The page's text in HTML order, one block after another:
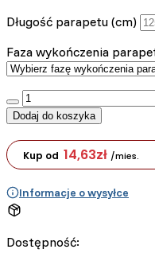
Długość parapetu (cm)
Faza wykończenia
:product_name quantity
Dodaj do koszyka
Kup od 14,63zł /mies.
Informacje o wysyłce
Dostępność: